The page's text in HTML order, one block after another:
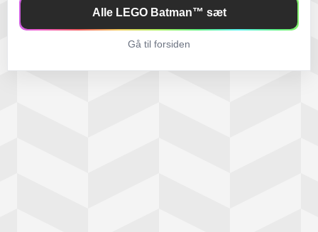
Alle LEGO Batman™ sæt
Gå til forsiden